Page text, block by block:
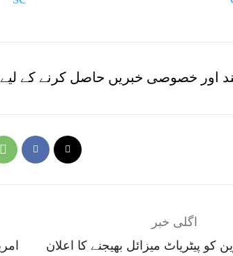
اور خصوصی خبریں حاصل کرنے کے
اگلی خبر
کو پیٹریاٹ میزائل بھیجنے کا اعلان